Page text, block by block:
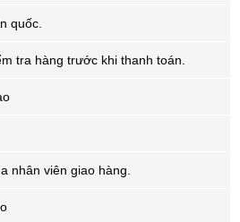
quốc.
tra hàng trước khi thanh toán.
nhân viên giao hàng.